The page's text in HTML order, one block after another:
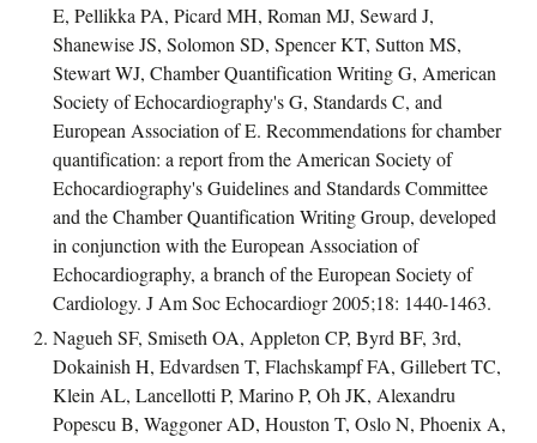
E, Pellikka PA, Picard MH, Roman MJ, Seward J,
Shanewise JS, Solomon SD, Spencer KT, Sutton MS,
Stewart WJ, Chamber Quantification Writing G, American
Society of Echocardiography's G, Standards C, and
European Association of E. Recommendations for chamber
quantification: a report from the American Society of
Echocardiography's Guidelines and Standards Committee
and the Chamber Quantification Writing Group, developed
in conjunction with the European Association of
Echocardiography, a branch of the European Society of
Cardiology. J Am Soc Echocardiogr 2005;18: 1440-1463.
Nagueh SF, Smiseth OA, Appleton CP, Byrd BF, 3rd,
Dokainish H, Edvardsen T, Flachskampf FA, Gillebert TC,
Klein AL, Lancellotti P, Marino P, Oh JK, Alexandru
Popescu B, Waggoner AD, Houston T, Oslo N, Phoenix A,